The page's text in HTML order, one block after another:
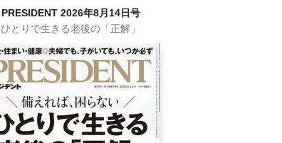
PRESIDENT 2026年8月14日号
ひとりで生きる老後の「正解」